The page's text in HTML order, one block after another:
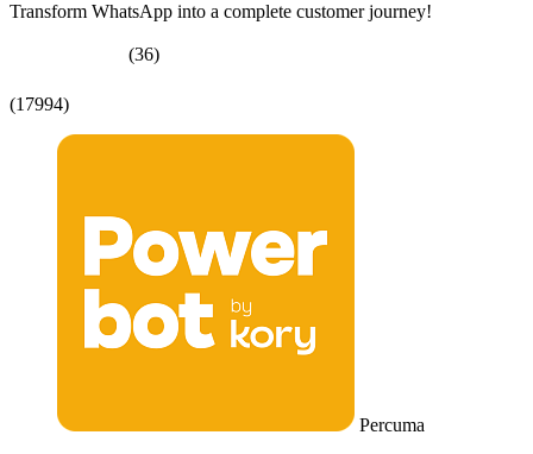
Transform WhatsApp into a complete customer journey!
(36)
(17994)
Percuma